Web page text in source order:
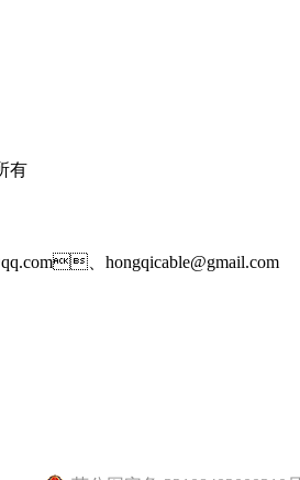
有
、 hongqicable@gmail.com